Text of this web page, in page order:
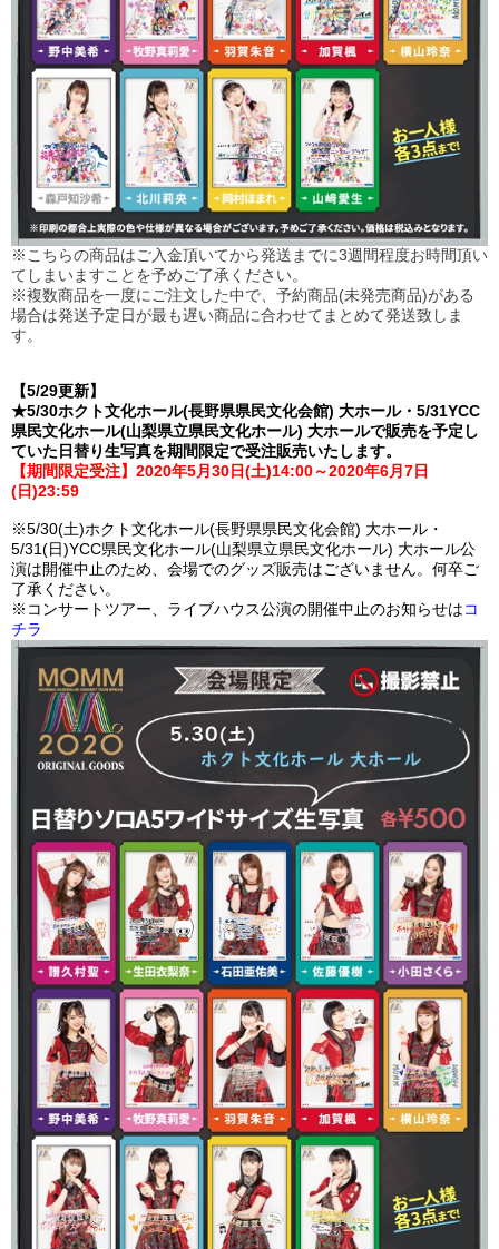
※こちらの商品はご入金頂いてから発送までに3週間程度お時間頂い
てしまいますことを予めご了承ください。
※複数商品を一度にご注文した中で、予約商品(未発売商品)がある
場合は発送予定日が最も遅い商品に合わせてまとめて発送致しま
す。
【5/29更新】
★5/30ホクト文化ホール(長野県県民文化会館) 大ホール・5/31YCC
県民文化ホール(山梨県立県民文化ホール) 大ホールで販売を予定し
ていた日替り生写真を期間限定で受注販売いたします。
【期間限定受注】2020年5月30日(土)14:00～2020年6月7日
(日)23:59
※5/30(土)ホクト文化ホール(長野県県民文化会館) 大ホール・
5/31(日)YCC県民文化ホール(山梨県立県民文化ホール) 大ホール公
演は開催中止のため、会場でのグッズ販売はございません。何卒ご
了承ください。
※コンサートツアー、ライブハウス公演の開催中止のお知らせはコ
チラ